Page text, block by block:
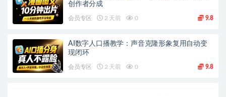
创作者分成
会员专区 2 天前 0 9.8
AI数字人口播教学：声音克隆形象复用自动变
现闭环
会员专区 2 天前 0 9.8